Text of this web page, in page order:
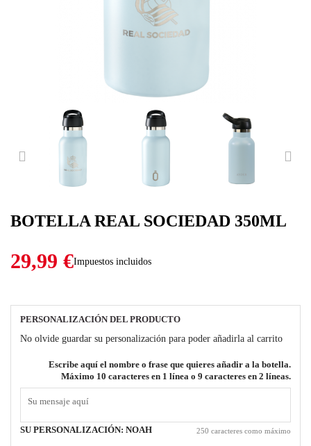
BOTELLA REAL SOCIEDAD 350ML
PREVIOUS
29,99 €Impuestos incluidos
PERSONALIZACIÓN DEL PRODUCTO
No olvide guardar su personalización para poder añadirla al carrito
Escribe aquí el nombre o frase que quieres añadir a la botella.
Máximo 10 caracteres en 1 línea o 9 caracteres en 2 líneas.
250 caracteres como máximo
SU PERSONALIZACIÓN: NOAH